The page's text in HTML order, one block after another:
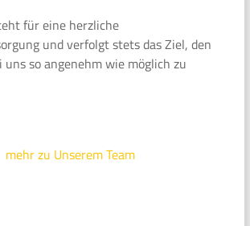
für eine herzliche
und verfolgt stets das Ziel, den
so angenehm wie möglich zu
mehr zu Unserem Team